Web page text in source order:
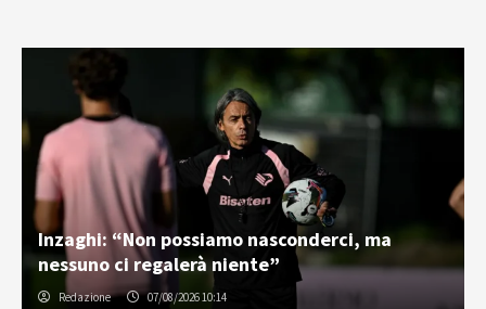
Inzaghi: “Non possiamo nasconderci, ma
nessuno ci regalerà niente”
Redazione 07/08/2026 10:14